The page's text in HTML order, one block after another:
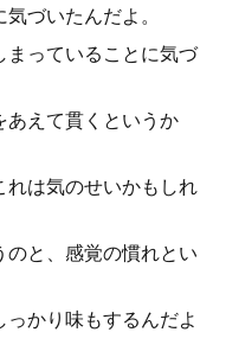
づいたんだよ。
まっていることに気づ
あえて貫くというか
れは気のせいかもしれ
のと、感覚の慣れとい
かり味もするんだよ